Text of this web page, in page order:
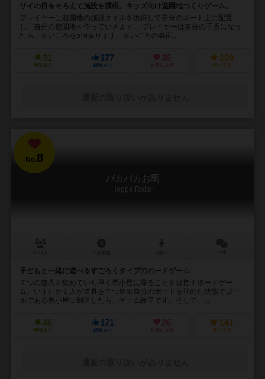
サイの目をそろえて施設を獲得。キッズ向け遊園地つくりゲーム。
プレイヤーは遊園地の施設タイルを獲得して自分のボード上に配置
し、自分の遊園地を作っていきます。 プレイヤーは自分の手番になっ
たら、さいころを5個振ります。さいころの各面...
31
興味あり
177
経験あり
35
お気に入り
109
持ってる
No.8
パカパカお馬
Hoppe Reiter
子どもと一緒に遊べるすごろくタイプのボードゲーム
７つの道具を集めていち早く馬小屋に帰ることを目指すボードゲー
ム。いずれか１人が道具を７つ集め自分のボードを埋めた状態でゴー
ルである馬小屋に到達したら、ゲーム終了です。そして、...
46
興味あり
171
経験あり
26
お気に入り
141
持ってる